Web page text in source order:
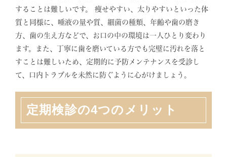
することは難しいです。 痩せやすい、太りやすいといった体
質と同様に、唾液の量や質、細菌の種類、年齢や歯の磨き
方、歯の生え方などで、お口の中の環境は一人ひとり変わり
ます。また、丁寧に歯を磨いている方でも完璧に汚れを落と
すことは難しいため、定期的に予防メンテナンスを受診し
て、口内トラブルを未然に防ぐように心がけましょう。
定期検診の4つのメリット